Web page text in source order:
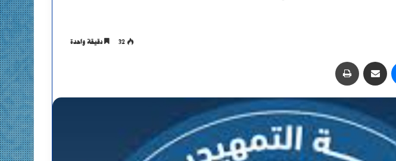
32 دقيقة واحدة
ماسنجر مشاركة عبر البريد